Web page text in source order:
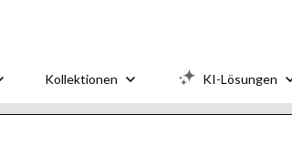
Kollektionen KI-Lösungen